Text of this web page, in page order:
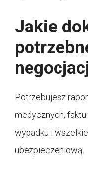
Jakie
Potrzebujesz
medycznych,
wypadku i
ubezpieczeniową.